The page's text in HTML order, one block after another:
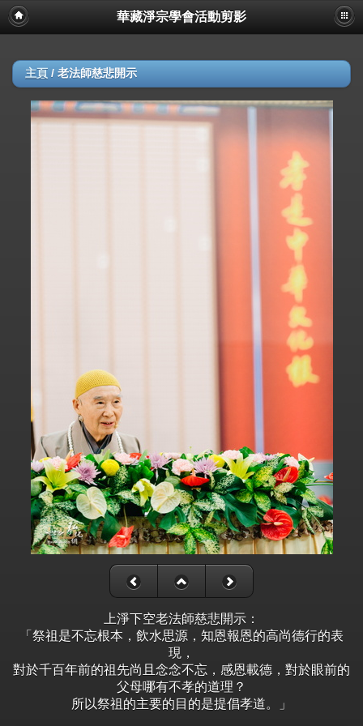
華藏淨宗學會活動剪影
主頁 / 老法師慈悲開示
上淨下空老法師慈悲開示：
「祭祖是不忘根本，飲水思源，知恩報恩的高尚德行的表
現，
對於千百年前的祖先尚且念念不忘，感恩載德，對於眼前的
父母哪有不孝的道理？
所以祭祖的主要的目的是提倡孝道。」